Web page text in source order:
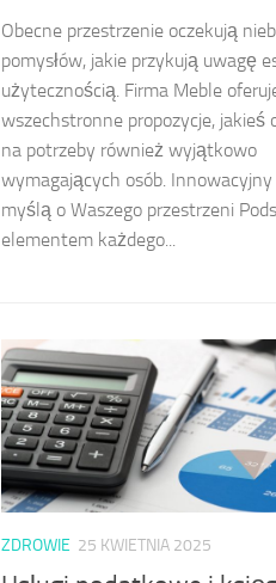
Obecne przestrzenie oczekują
pomysłów, jakie przykują uwagę
użytecznością. Firma Meble
wszechstronne propozycje, jakieś
na potrzeby również wyjątkowo
wymagających osób.
myślą o Waszego przestrzeni
elementem każdego...
ZDROWIE 25 KWIETNIA 2025